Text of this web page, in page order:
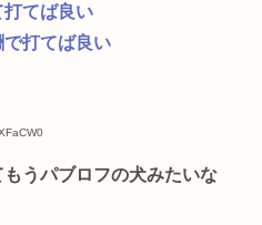
てば良い
打てば良い
うパブロフの犬みたいな